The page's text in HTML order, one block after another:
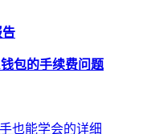
告
包的手续费问题